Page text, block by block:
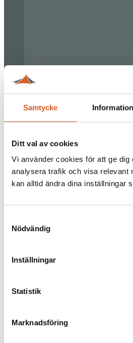
Samtycke Information
Ditt val av cookies
Vi använder cookies för att ge dig
analysera trafik och visa relevant
kan alltid ändra dina inställningar
Nödvändig
Inställningar
Statistik
Marknadsföring